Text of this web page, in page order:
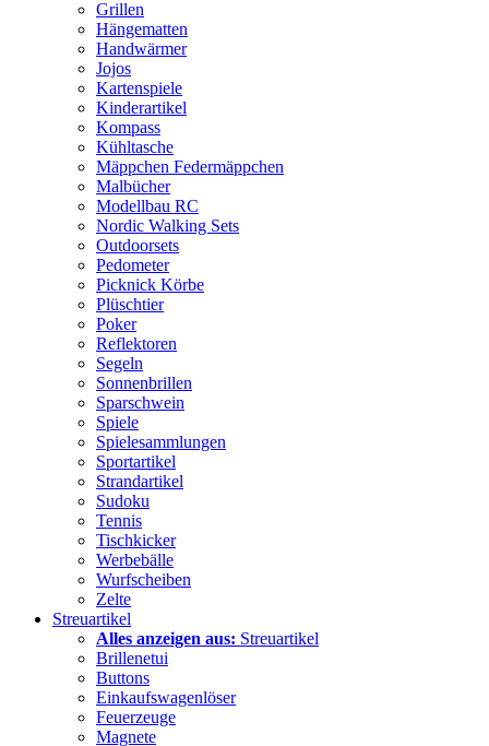
Grillen
Hängematten
Handwärmer
Jojos
Kartenspiele
Kinderartikel
Kompass
Kühltasche
Mäppchen Federmäppchen
Malbücher
Modellbau RC
Nordic Walking Sets
Outdoorsets
Pedometer
Picknick Körbe
Plüschtier
Poker
Reflektoren
Segeln
Sonnenbrillen
Sparschwein
Spiele
Spielesammlungen
Sportartikel
Strandartikel
Sudoku
Tennis
Tischkicker
Werbebälle
Wurfscheiben
Zelte
Streuartikel
Alles anzeigen aus: Streuartikel
Brillenetui
Buttons
Einkaufswagenlöser
Feuerzeuge
Magnete